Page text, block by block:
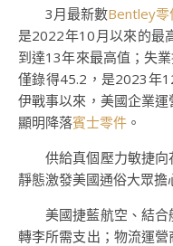
3月最新數Bentley零
是2022年10月以來的最
到達13年來最高值；失
僅錄得45.2，是2023年
伊戰事以來，美國企業
顯明降落賓士零件 。
供給真個壓力敏捷向
靜態激發美國通俗大眾
美國捷藍航空、結
轉李所需支出；物流運